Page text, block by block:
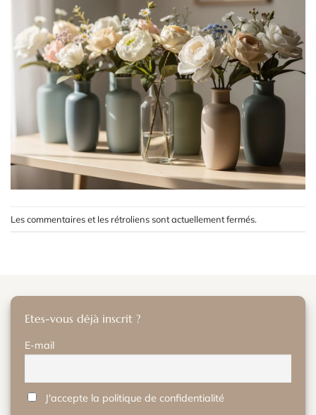
Les commentaires et les rétroliens sont actuellement fermés.
Etes-vous déjà inscrit ?
E-mail
J'accepte la politique de confidentialité